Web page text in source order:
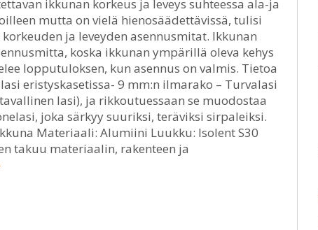
ikkunan korkeus ja leveys suhteessa ala-ja
mutta on vielä hienosäädettävissä, tulisi
ja leveyden asennusmitat. Ikkunan
koska ikkunan ympärillä oleva kehys
lopputuloksen, kun asennus on valmis. Tietoa
eristyskasetissa- 9 mm:n ilmarako – Turvalasi
lasi), ja rikkoutuessaan se muodostaa
joka särkyy suuriksi, teräviksi sirpaleiksi.
Materiaali: Alumiini Luukku: Isolent S30
takuu materiaalin, rakenteen ja